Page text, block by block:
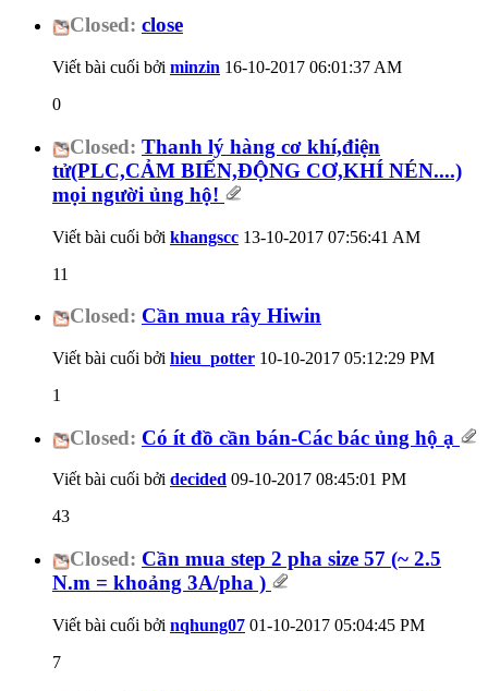
Closed: close
Viết bài cuối bởi minzin 16-10-2017 06:01:37 AM
0
Closed: Thanh lý hàng cơ khí,điện
tử(PLC,CẢM BIẾN,ĐỘNG CƠ,KHÍ NÉN....)
mọi người ủng hộ!
Viết bài cuối bởi khangscc 13-10-2017 07:56:41 AM
11
Closed: Cần mua rây Hiwin
Viết bài cuối bởi hieu_potter 10-10-2017 05:12:29 PM
1
Closed: Có ít đồ cần bán-Các bác ủng hộ ạ
Viết bài cuối bởi decided 09-10-2017 08:45:01 PM
43
Closed: Cần mua step 2 pha size 57 (~ 2.5
N.m = khoảng 3A/pha )
Viết bài cuối bởi nqhung07 01-10-2017 05:04:45 PM
7